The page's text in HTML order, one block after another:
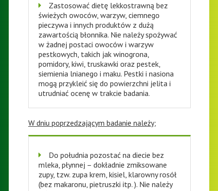
Zastosować dietę lekkostrawną bez
świeżych owoców, warzyw, ciemnego
pieczywa i innych produktów z dużą
zawartością błonnika. Nie należy spożywać
w żadnej postaci owoców i warzyw
pestkowych, takich jak winogrona,
pomidory, kiwi, truskawki oraz pestek,
siemienia lnianego i maku. Pestki i nasiona
mogą przykleić się do powierzchni jelita i
utrudniać ocenę w trakcie badania.
W dniu poprzedzającym badanie należy;
Do południa pozostać na diecie bez
mleka, płynnej – dokładnie zmiksowane
zupy, tzw. zupa krem, kisiel, klarowny rosół
(bez makaronu, pietruszki itp. ). Nie należy